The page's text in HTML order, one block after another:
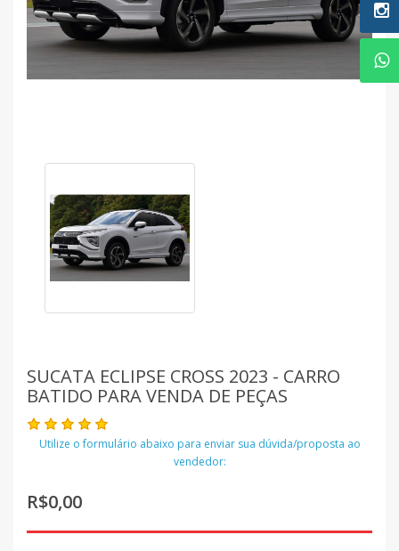
SUCATA ECLIPSE CROSS 2023 - CARRO
BATIDO PARA VENDA DE PEÇAS
Utilize o formulário abaixo para enviar sua dúvida/proposta ao
vendedor:
R$0,00